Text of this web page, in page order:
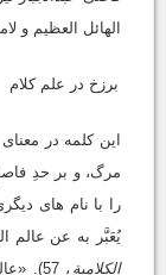
الهائل العظیم و
برزخ در علم کلام
این کلمه در
مرگ، و بر حدِ
را با نام هاى
یُعَبَّر به عن عالم
الکلامیة
، 57).